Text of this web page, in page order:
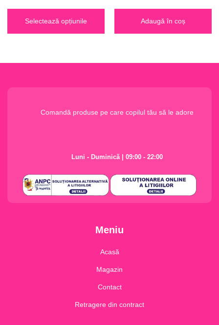
Selectează opțiunile Adaugă în coș
Comandă produse pe care copilul tău să le adore
Luni - Duminică | 09:00 - 22:00
Meniu
Acasă
Magazin
Contact
Retragere din contract